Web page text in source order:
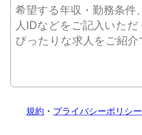
規約 ・ プライバシーポリシー